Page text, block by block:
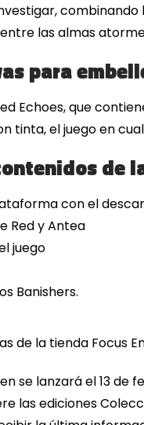
las almas
para
Echoes, que
tinta, el juego en
de
con el
Red y Antea
juego
Banishers.
de la tienda Focus
se lanzará el 13 de
las ediciones